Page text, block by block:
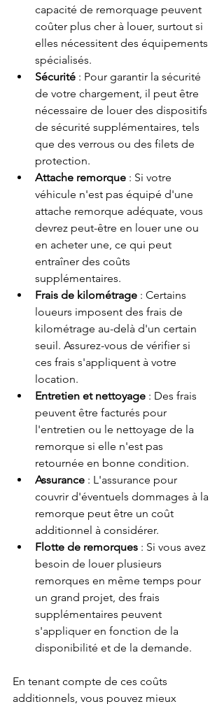
capacité de remorquage peuvent
coûter plus cher à louer, surtout si
elles nécessitent des équipements
spécialisés.
Sécurité : Pour garantir la sécurité
de votre chargement, il peut être
nécessaire de louer des dispositifs
de sécurité supplémentaires, tels
que des verrous ou des filets de
protection.
Attache remorque : Si votre
véhicule n'est pas équipé d'une
attache remorque adéquate, vous
devrez peut-être en louer une ou
en acheter une, ce qui peut
entraîner des coûts
supplémentaires.
Frais de kilométrage : Certains
loueurs imposent des frais de
kilométrage au-delà d'un certain
seuil. Assurez-vous de vérifier si
ces frais s'appliquent à votre
location.
Entretien et nettoyage : Des frais
peuvent être facturés pour
l'entretien ou le nettoyage de la
remorque si elle n'est pas
retournée en bonne condition.
Assurance : L'assurance pour
couvrir d'éventuels dommages à la
remorque peut être un coût
additionnel à considérer.
Flotte de remorques : Si vous avez
besoin de louer plusieurs
remorques en même temps pour
un grand projet, des frais
supplémentaires peuvent
s'appliquer en fonction de la
disponibilité et de la demande.
En tenant compte de ces coûts
additionnels, vous pouvez mieux